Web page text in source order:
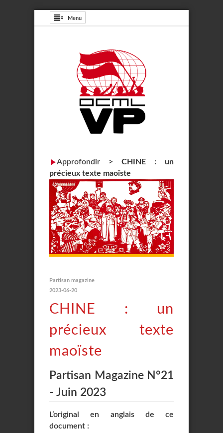
Menu
Approfondir > CHINE : un
précieux texte maoïste
Partisan magazine
2023-06-20
CHINE : un
précieux texte
maoïste
Partisan Magazine N°21
- Juin 2023
L’original en anglais de ce
document :